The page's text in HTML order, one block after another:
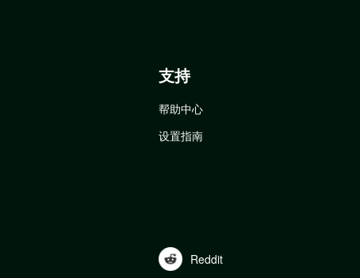
支持
帮助中心
设置指南
Reddit